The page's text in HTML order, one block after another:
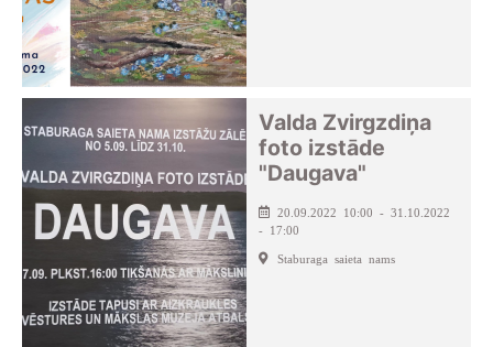
Valda Zvirgzdiņa
foto izstāde
"Daugava"
20.09.2022 10:00 - 31.10.2022
- 17:00
Staburaga saieta nams